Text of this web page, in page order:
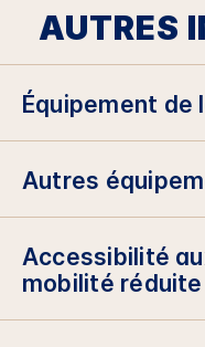
AUTRES
Équipement de
Autres
Accessibilité
mobilité réduite